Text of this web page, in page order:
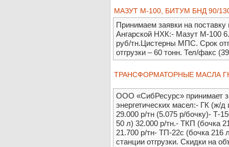
МАЗУТ М-100, БИТУМ БНД 90/
Принимаем заявки на
Ангарской НХК:- Мазут М-100
руб/тн.Цистерны МПС. Срок
отгрузки – 60 тонн. Тел/факс
ТРАНСФОРМАТОРНЫЕ МАСЛА
ООО «СибРесурс» принимает
энергетических масел:- ГК (ж/
29.000 р/тн (5.075 р/бочку)- Т-
50 л) 32.000 р/тн.- ТКП (бочка
21.700 р/тн- ТП-22с (бочка 216
станции отгрузки. Скидки на